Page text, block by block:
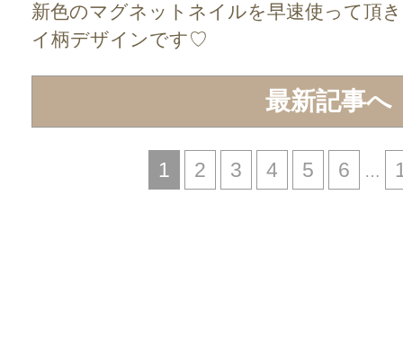
新色のマグネットネイルを早速使って頂
イ柄デザインです♡
最新記事へ
1 2 3 4 5 6 …